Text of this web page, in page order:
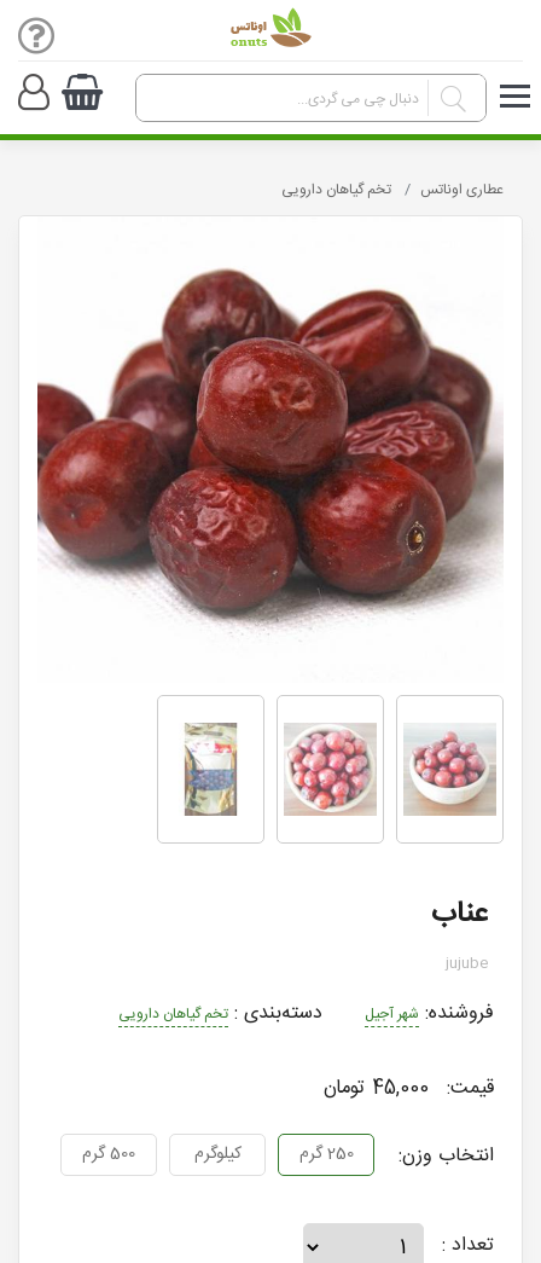
عطاری اوناتس تخم گیاهان دارویی
عناب
jujube
فروشنده: شهر آجیل دسته‌بندی : تخم گیاهان دارویی
قیمت: 45,000 تومان
انتخاب وزن: 250 گرم کیلوگرم 500 گرم
تعداد :